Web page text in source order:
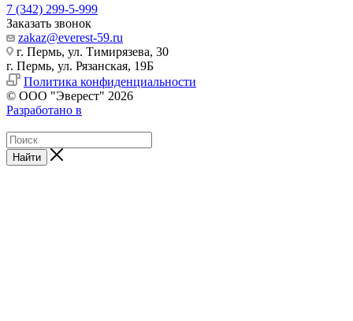
7 (342) 299-5-999
Заказать звонок
zakaz@everest-59.ru
г. Пермь, ул. Тимирязева, 30
г. Пермь, ул. Рязанская, 19Б
Политика конфиденциальности
© ООО "Эверест" 2026
Разработано в
Найти